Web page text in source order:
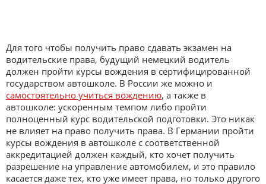
Для того чтобы получить право сдавать экзамен на
водительские права, будущий немецкий водитель
должен пройти курсы вождения в сертифицированной
государством автошколе. В России же можно и
самостоятельно учиться вождению, а также в
автошколе: ускоренным темпом либо пройти
полноценный курс водительской подготовки. Это никак
не влияет на право получить права. В Германии пройти
курсы вождения в автошколе с соответственной
аккредитацией должен каждый, кто хочет получить
разрешение на управление автомобилем, и это правило
касается даже тех, кто уже имеет права, но только другого